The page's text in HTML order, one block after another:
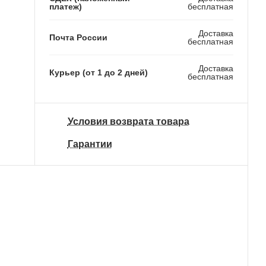
платеж)
бесплатная
Почта России
Доставка
бесплатная
Курьер (от 1 до 2 дней)
Доставка
бесплатная
Условия возврата товара
Гарантии